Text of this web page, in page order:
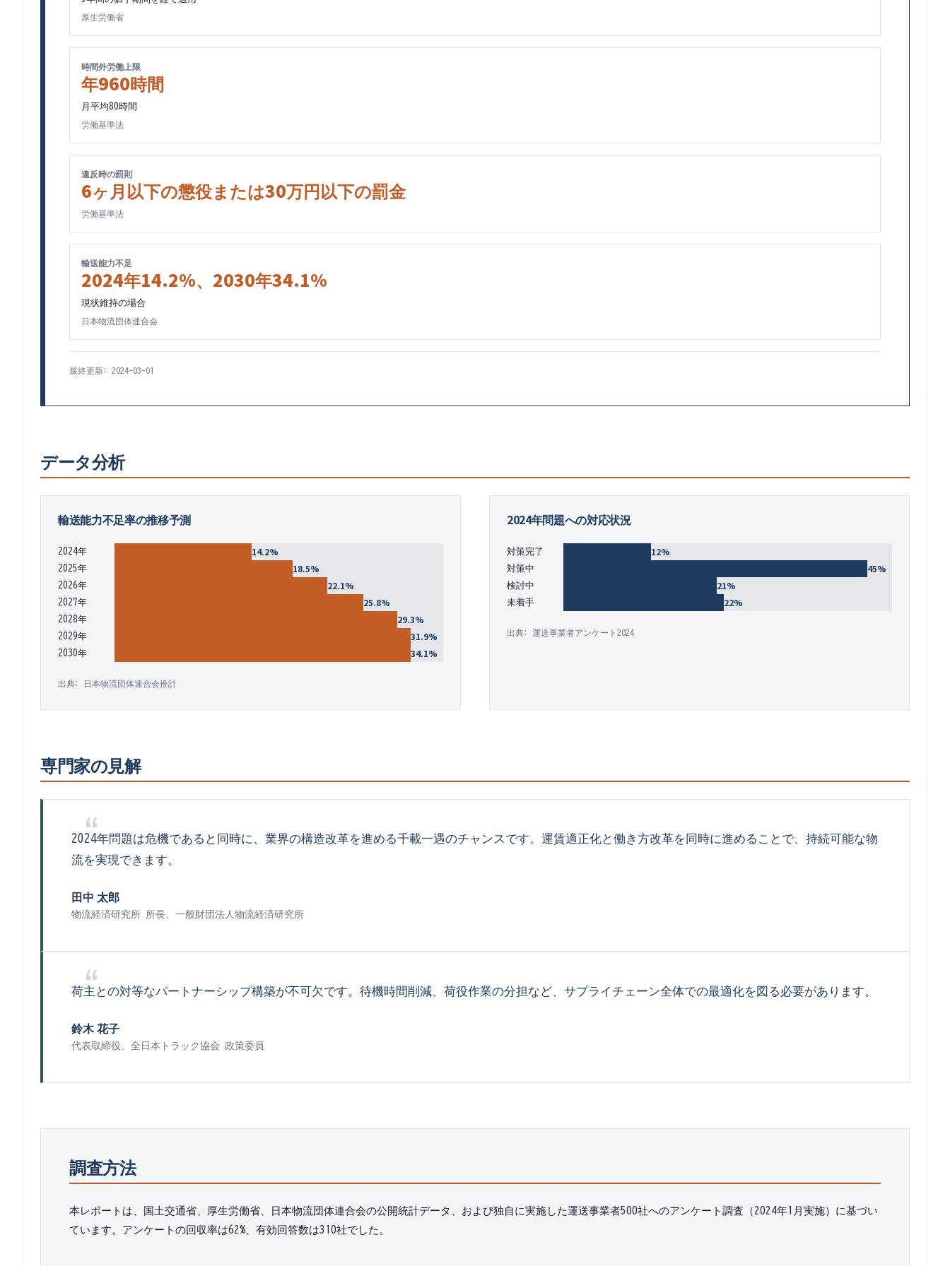
厚生労働省
時間外労働上限
年960時間
月平均80時間
労働基準法
違反時の罰則
6ヶ月以下の懲役または30万円以下の罰金
労働基準法
輸送能力不足
2024年14.2%、2030年34.1%
現状維持の場合
日本物流団体連合会
最終更新: 2024-03-01
データ分析
輸送能力不足率の推移予測
2024年 14.2%
2025年 18.5%
2026年 22.1%
2027年 25.8%
2028年 29.3%
2029年 31.9%
2030年 34.1%
出典: 日本物流団体連合会推計
2024年問題への対応状況
対策完了 12%
対策中 45%
検討中 21%
未着手 22%
出典: 運送事業者アンケート2024
専門家の見解
2024年問題は危機であると同時に、業界の構造改革を進める千載一遇のチャンスです。運賃適正化と働き方改革を同時に進めることで、持続可能な物
流を実現できます。
田中 太郎
物流経済研究所 所長 一般財団法人物流経済研究所
荷主との対等なパートナーシップ構築が不可欠です。待機時間削減、荷役作業の分担など、サプライチェーン全体での最適化を図る必要があります。
鈴木 花子
代表取締役 全日本トラック協会 政策委員
調査方法
本レポートは、国土交通省、厚生労働省、日本物流団体連合会の公開統計データ、および独自に実施した運送事業者500社へのアンケート調査（2024年1月実施）に基づい
ています。アンケートの回収率は62%、有効回答数は310社でした。